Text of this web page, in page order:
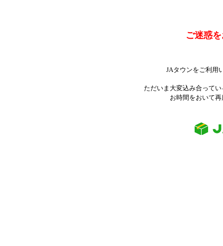
ご迷惑
JAタウンをご利用
ただいま大変込み合って
お時間をおいて